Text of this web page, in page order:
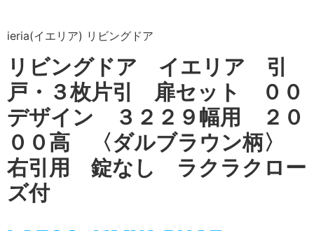
ieria(イエリア) リビングドア
リビングドア イエリア 引
戸・３枚片引 扉セット ００
デザイン ３２２９幅用 ２０
００高 〈ダルブラウン柄〉
右引用 錠なし ラクラクロー
ズ付